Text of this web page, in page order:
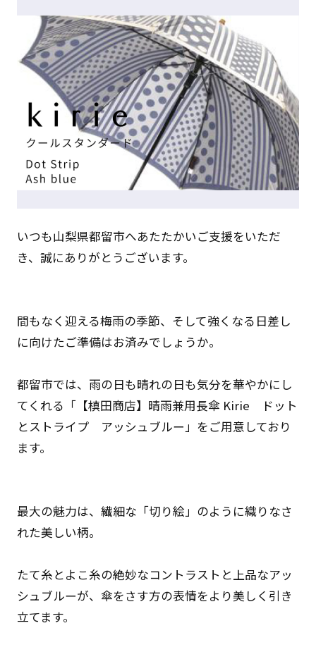
いつも山梨県都留市へあたたかいご支援をいただ
き、誠にありがとうございます。
間もなく迎える梅雨の季節、そして強くなる日差し
に向けたご準備はお済みでしょうか。
都留市では、雨の日も晴れの日も気分を華やかにし
てくれる「【槙田商店】晴雨兼用長傘 Kirie ドット
とストライプ アッシュブルー」をご用意しており
ます。
最大の魅力は、繊細な「切り絵」のように織りなさ
れた美しい柄。
たて糸とよこ糸の絶妙なコントラストと上品なアッ
シュブルーが、傘をさす方の表情をより美しく引き
立てます。